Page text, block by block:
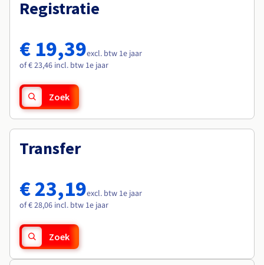
Tarieven
Roadmap & Changelog
Monitoring
Roadmap & Changelog
Roadmap & Changelog
Roadmap & Changelog
Roadmap & Changelog
Registratie
€ 19,39excl. btw 1e jaar
of € 23,46 incl. btw 1e jaar
Zoek
Transfer
€ 23,19excl. btw 1e jaar
of € 28,06 incl. btw 1e jaar
Zoek